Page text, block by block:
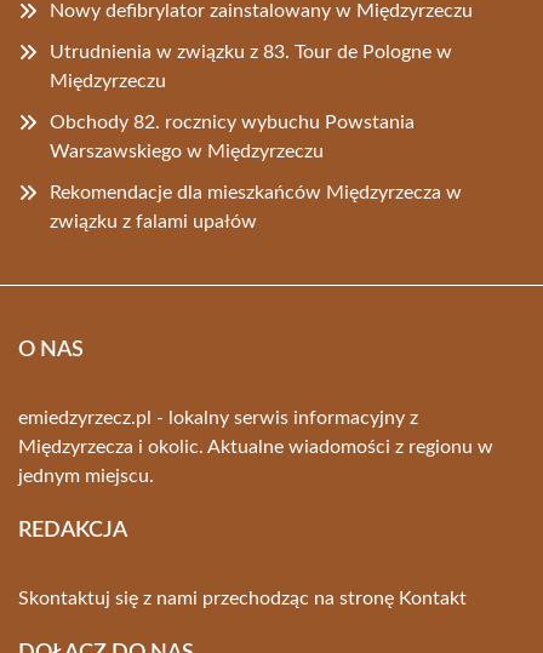
Nowy defibrylator zainstalowany w Międzyrzeczu
Utrudnienia w związku z 83. Tour de Pologne w
Międzyrzeczu
Obchody 82. rocznicy wybuchu Powstania
Warszawskiego w Międzyrzeczu
Rekomendacje dla mieszkańców Międzyrzecza w
związku z falami upałów
O NAS
emiedzyrzecz.pl - lokalny serwis informacyjny z
Międzyrzecza i okolic. Aktualne wiadomości z regionu w
jednym miejscu.
REDAKCJA
Skontaktuj się z nami przechodząc na stronę Kontakt